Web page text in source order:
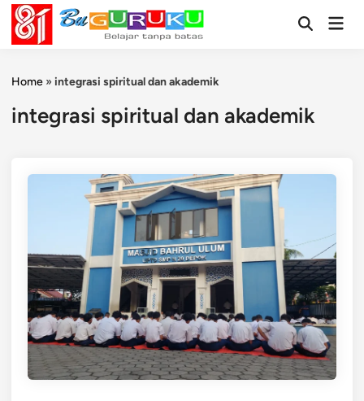
Skip
content
OpenMain
Home » integrasi spiritual dan akademik
integrasi spiritual dan akademik